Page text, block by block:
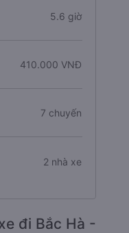
5.6 giờ
410.000 VNĐ
7 chuyến
2 nhà xe
đi Bắc Hà -